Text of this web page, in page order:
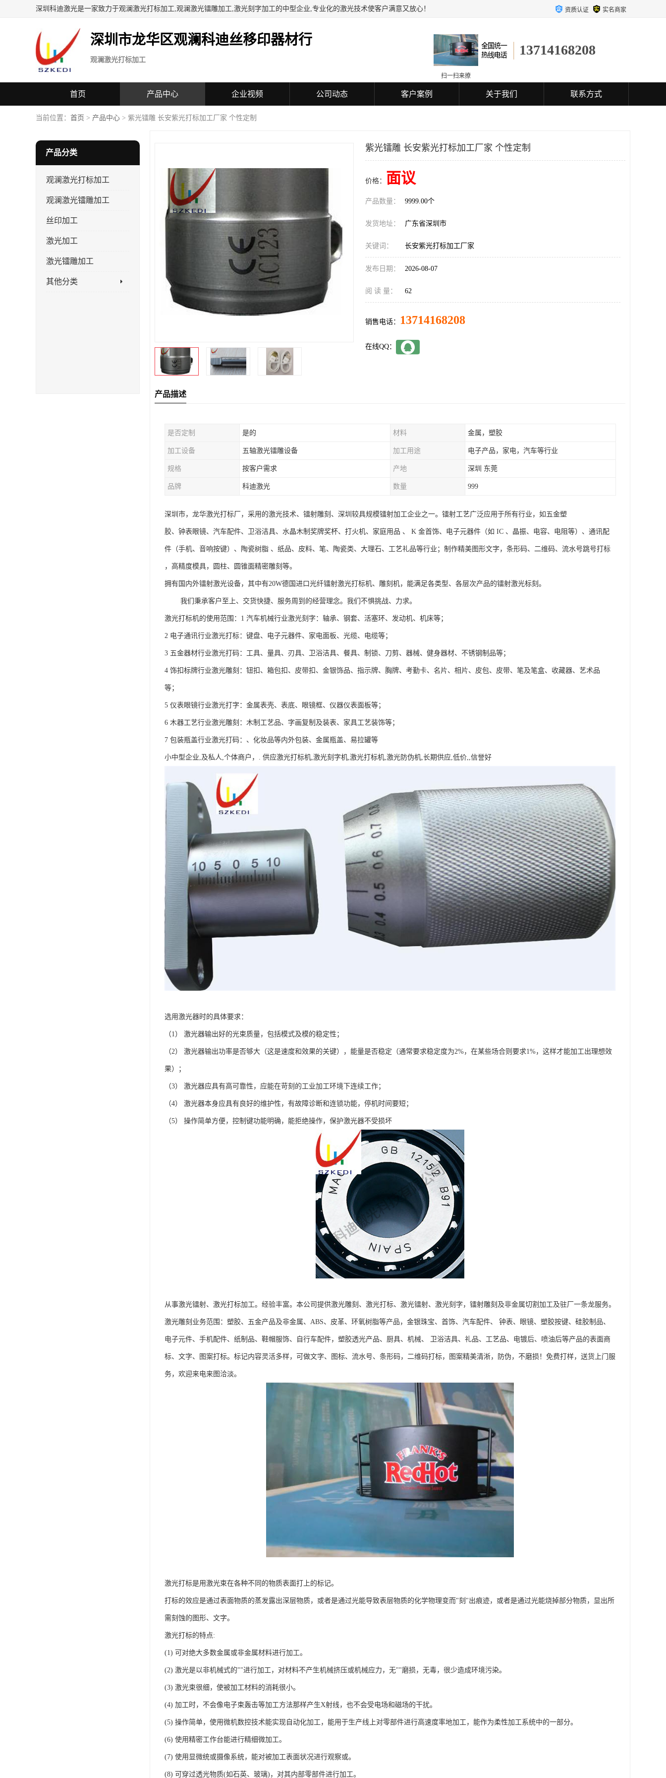
深圳科迪激光是一家致力于观澜激光打标加工,观澜激光镭雕加工,激光刻字加工的中型企业,专业化的激光技术使客户满意又放心！ 资质认证 实名商家
深圳市龙华区观澜科迪丝移印器材行
观澜激光打标加工
13714168208
扫一扫来撩
首页 产品中心 企业视频 公司动态 客户案例 关于我们 联系方式
当前位置： 首页 > 产品中心 > 紫光镭雕 长安紫光打标加工厂家 个性定制
产品分类
观澜激光打标加工
观澜激光镭雕加工
丝印加工
激光加工
激光镭雕加工
其他分类
紫光镭雕 长安紫光打标加工厂家 个性定制
价格： 面议
产品数量： 9999.00个
发货地址： 广东省深圳市
关键词： 长安紫光打标加工厂家
发布日期： 2026-08-07
阅 读 量： 62
销售电话： 13714168208
在线QQ：
产品描述
是否定制 是的 材料 金属，塑胶
加工设备 五轴激光镭雕设备 加工用途 电子产品，家电，汽车等行业
规格 按客户需求 产地 深圳 东莞
品牌 科迪激光 数量 999
深圳市，龙华激光打标厂，采用的激光技术、镭射雕刻、深圳较具规模镭射加工企业之一。镭射工艺广泛应用于所有行业，如五金塑
胶、钟表眼镜、汽车配件、卫浴洁具、水晶木制奖牌奖杯、打火机、家庭用品 、 K 金首饰、电子元器件（如 IC 、晶振、电容、电阻等）、通讯配
件（手机、音响按键）、陶瓷树脂 、纸品、皮料、笔、陶瓷类、大理石、工艺礼品等行业；制作精美图形文字，条形码、二维码、流水号跳号打标
，高精度模具，圆柱、圆锥面精密雕刻等。
拥有国内外镭射激光设备，其中有20W德国进口光纤镭射激光打标机、雕刻机，能满足各类型、各层次产品的镭射激光标刻。
我们秉承客户至上、交货快捷、服务周到的经营理念。我们不惧挑战、力求。
激光打标机的使用范围：1 汽车机械行业激光刻字：轴承、钢套、活塞环、发动机、机床等；
2 电子通讯行业激光打标：键盘、电子元器件、家电面板、光缆、电缆等；
3 五金器材行业激光打码：工具、量具、刃具、卫浴洁具、餐具、制锁、刀剪、器械、健身器材、不锈钢制品等；
4 饰扣标牌行业激光雕刻：钮扣、箱包扣、皮带扣、金银饰品、指示牌、胸牌、考勤卡、名片、相片、皮包、皮带、笔及笔盒、收藏器、艺术品
等；
5 仪表眼镜行业激光打字：金属表壳、表底、眼镜框、仪器仪表面板等；
6 木器工艺行业激光雕刻：木制工艺品、字画复制及装表、家具工艺装饰等；
7 包装瓶盖行业激光打码：、化妆品等内外包装、金属瓶盖、易拉罐等
小中型企业,及私人,个体商户，. 供应激光打标机,激光刻字机,激光打标机,激光防伪机,长期供应,低价,,信誉好
选用激光器时的具体要求：
（1） 激光器输出好的光束质量，包括模式及模的稳定性；
（2） 激光器输出功率是否够大（这是速度和效果的关键），能量是否稳定（通常要求稳定度为2%，在某些场合则要求1%，这样才能加工出理想效
果）；
（3） 激光器应具有高可靠性，应能在苛刻的工业加工环境下连续工作；
（4） 激光器本身应具有良好的维护性，有故障诊断和连锁功能，停机时间要短；
（5） 操作简单方便，控制键功能明确，能拒绝操作，保护激光器不受损坏
从事激光镭射、激光打标加工。经验丰富。本公司提供激光雕刻、激光打标、激光镭射、激光刻字，镭射雕刻及非金属切割加工及驻厂一条龙服务。
激光雕刻业务范围：塑胶、五金产品及非金属、ABS、皮革、环氧树脂等产品，金银珠宝、首饰、汽车配件、 钟表、眼镜、塑胶按键、硅胶制品、
电子元件、手机配件、纸制品、鞋帽服饰、自行车配件，塑胶透光产品、厨具、机械、 卫浴洁具、礼品、工艺品、电镀后、喷油后等产品的表面商
标、文字、图案打标。标记内容灵活多样，可做文字、图标、流水号、条形码，二维码打标，图案精美清淅，防伪，不磨损！免费打样，送货上门服
务，欢迎来电来图洽淡。
激光打标是用激光束在各种不同的物质表面打上的标记。
打标的效应是通过表面物质的蒸发露出深层物质，或者是通过光能导致表层物质的化学物理变而"刻"出痕迹，或者是通过光能烧掉部分物质，显出所
需刻蚀的图形、文字。
激光打标的特点:
(1) 可对绝大多数金属或非金属材料进行加工。
(2) 激光是以非机械式的""进行加工，对材料不产生机械挤压或机械应力，无""磨损，无毒，很少造成环境污染。
(3) 激光束很细，使被加工材料的消耗很小。
(4) 加工时，不会像电子束轰击等加工方法那样产生X射线，也不会受电场和磁场的干扰。
(5) 操作简单，使用微机数控技术能实现自动化加工，能用于生产线上对零部件进行高速度率地加工，能作为柔性加工系统中的一部分。
(6) 使用精密工作台能进行精细微加工。
(7) 使用显微统或摄像系统，能对被加工表面状况进行观察或。
(8) 可穿过透光物质(如石英、玻璃)，对其内部零部件进行加工。